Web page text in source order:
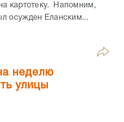
картотеку. Напомним,
осужден Еланским...
неделю
улицы